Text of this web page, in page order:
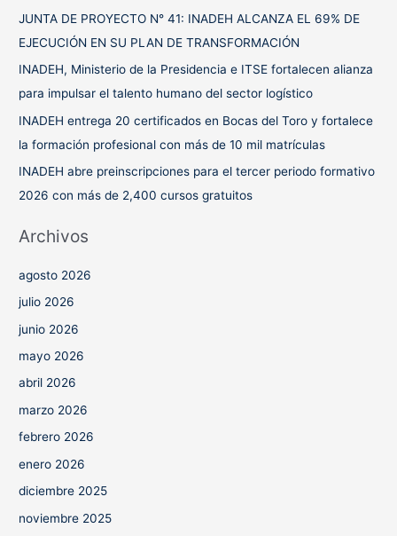
:
JUNTA DE PROYECTO N° 41: INADEH ALCANZA EL 69% DE
EJECUCIÓN EN SU PLAN DE TRANSFORMACIÓN
INADEH, Ministerio de la Presidencia e ITSE fortalecen alianza
para impulsar el talento humano del sector logístico
INADEH entrega 20 certificados en Bocas del Toro y fortalece
la formación profesional con más de 10 mil matrículas
INADEH abre preinscripciones para el tercer periodo formativo
2026 con más de 2,400 cursos gratuitos
Archivos
agosto 2026
julio 2026
junio 2026
mayo 2026
abril 2026
marzo 2026
febrero 2026
enero 2026
diciembre 2025
noviembre 2025